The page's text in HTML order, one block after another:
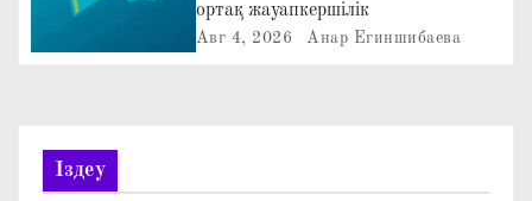
с
м
ортақ жауапкершілік
Авг 4, 2026 Анар Егиншибаева
Іздеу